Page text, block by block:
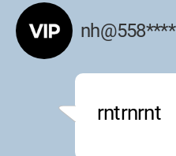
nh@558****
rntrnrnt